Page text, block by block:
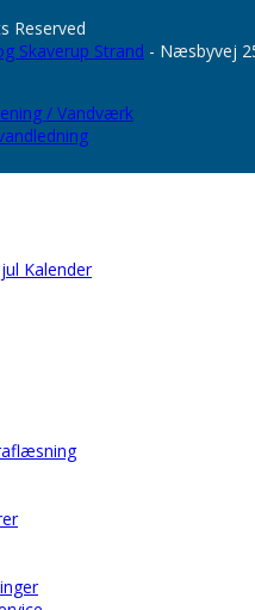
Reserved
Skaverup Strand - Næsbyvej
/ Vandværk
Kalender